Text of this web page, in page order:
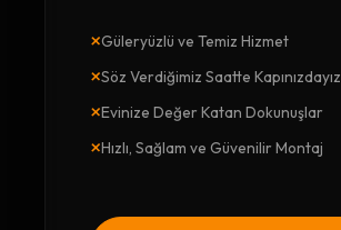
×Güleryüzlü ve Temiz Hizmet
×Söz Verdiğimiz Saatte Kapınızdayız
×Evinize Değer Katan Dokunuşlar
×Hızlı, Sağlam ve Güvenilir Montaj